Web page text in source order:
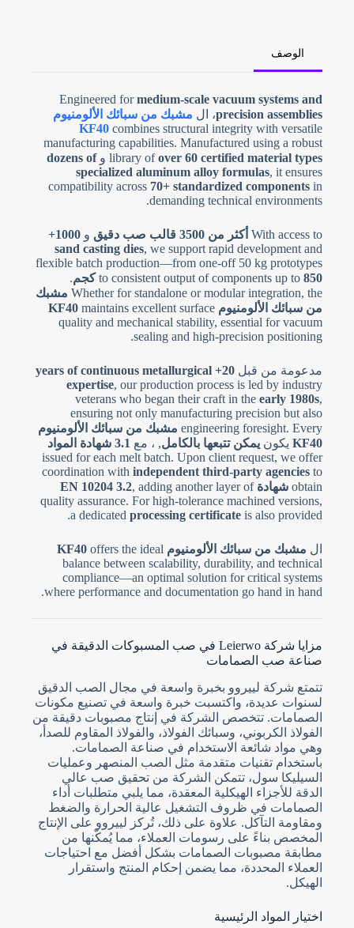
o
c
o
u
n
t
r
s
e
c
t
e
d
تحميل الملفات
اختر ملف
إرسال النموذج
الوصف
Engineered formedium-scale vacuum systems and
precision assemblies، ال مشبك من سبائك الألومنيوم
KF40combines structural integrity with versatile
manufacturing capabilities. Manufactured using a robust
library ofover 60 certified material types وdozens of
specialized aluminum alloy formulas, it ensures
compatibility across 70+ standardized componentsin
demanding technical environments.
With access to أكثر من 3500 قالب صب دقيق و
1000+
sand casting dies, we support rapid development and
flexible batch production—from one-off 50 kg prototypes
to consistent output of components up to 850 كجم
.
Whether for standalone or modular integration, the مشبك
من سبائك الألومنيوم KF40maintains excellent surface
quality and mechanical stability, essential for vacuum
sealing and high-precision positioning.
مدعومة من قبل
20+ years of continuous metallurgical
expertise, our production process is led by industry
veterans who began their craft in the early 1980s,
ensuring not only manufacturing precision but also
engineering foresight. Every مشبك من سبائك الألومنيوم
KF40 يكونيمكن تتبعها بالكامل, ، مع 3.1 شهادة المواد
issued for each melt batch. Upon client request, we offer
coordination with independent third-party agenciesto
obtain شهادة EN 10204 3.2, adding another layer of
quality assurance. For high-tolerance machined versions,
a dedicated processing certificateis also provided.
ال مشبك من سبائك الألومنيوم KF40 offers the ideal
balance between scalability, durability, and technical
compliance—an optimal solution for critical systems
where performance and documentation go hand in hand.
مزايا شركة Leierwo في صب المسبوكات الدقيقة في
صناعة صب الصمامات
تتمتع شركة لييروو بخبرة واسعة في مجال الصب الدقيق
لسنوات عديدة، واكتسبت خبرة واسعة في تصنيع مكونات
الصمامات. تتخصص الشركة في إنتاج مصبوبات دقيقة من
الفولاذ الكربوني، وسبائك الفولاذ، والفولاذ المقاوم للصدأ،
وهي مواد شائعة الاستخدام في صناعة الصمامات.
باستخدام تقنيات متقدمة مثل الصب المنصهر وعمليات
السيليكا سول، تتمكن الشركة من تحقيق صب عالي
الدقة للأجزاء الهيكلية المعقدة، مما يلبي متطلبات أداء
الصمامات في ظروف التشغيل عالية الحرارة والضغط
ومقاومة التآكل. علاوة على ذلك، تُركز لييروو على الإنتاج
المخصص بناءً على رسومات العملاء، مما يُمكّنها من
مطابقة مصبوبات الصمامات بشكل أفضل مع احتياجات
العملاء المحددة، مما يضمن إحكام المنتج واستقرار
الهيكل.
اختيار المواد الرئيسية